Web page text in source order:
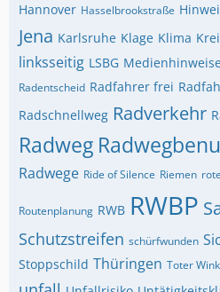
Hannover Hasselbrookstraße
Jena Karlsruhe Klage Klima
linksseitig LSBG
Radentscheid Radfahrer frei
Radschnellweg Radverkehr
Radweg
Radwege Ride of Silence Riemen
Routenplanung RWB RWBP
Schutzstreifen schürfwunden
Stoppschild Thüringen Toter